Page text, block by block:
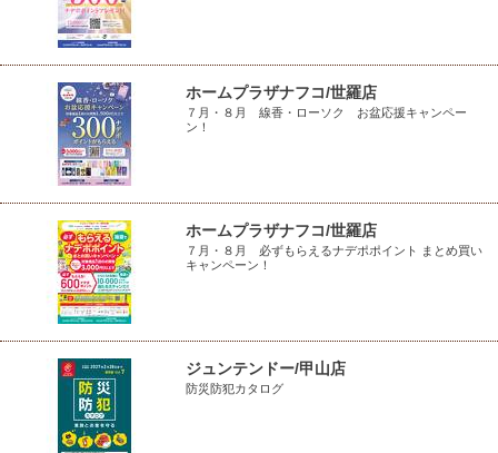
ホームプラザナフコ/世羅店
７月・８月 線香・ローソク お盆応援キャンペー
ン！
ホームプラザナフコ/世羅店
７月・８月 必ずもらえるナデポポイント まとめ買い
キャンペーン！
ジュンテンドー/甲山店
防災防犯カタログ